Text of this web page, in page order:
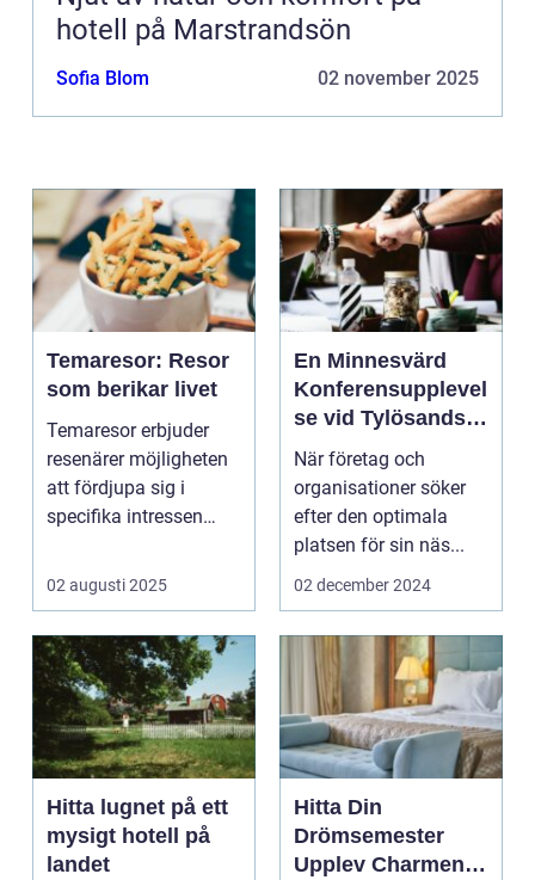
hotell på Marstrandsön
Sofia Blom 02 november 2025
Temaresor: Resor
som berikar livet
Temaresor erbjuder
resenärer möjligheten
att fördjupa sig i
specifika intressen
02 augusti 2025
En Minnesvärd
Konferensupplevel
se vid Tylösands
Kust
När företag och
organisationer söker
efter den optimala
platsen för sin näs...
02 december 2024
Hitta lugnet på ett
mysigt hotell på
landet
Hitta Din
Drömsemester
Upplev Charmen